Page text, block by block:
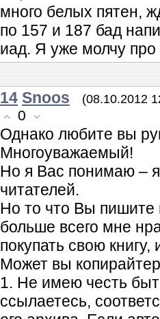
много белых пятен,
по 157 и 187 бад
иад. Я уже молчу про
14 Snoos (08.10.2012
0
Однако любите вы
Многоуважаемый!
Но я Вас понимаю –
читателей.
Но то что Вы пишите
больше всего мне
покупать свою
Может вы
1. Не имею честь
ссылаетесь,